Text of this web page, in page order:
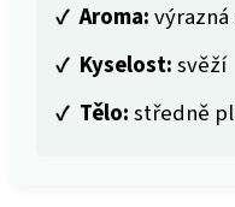
✓ Aroma:
✓ Kyselost:svěží
✓ Tělo:středně